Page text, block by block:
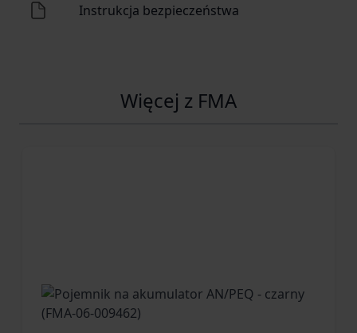
Instrukcja bezpieczeństwa
Więcej z FMA